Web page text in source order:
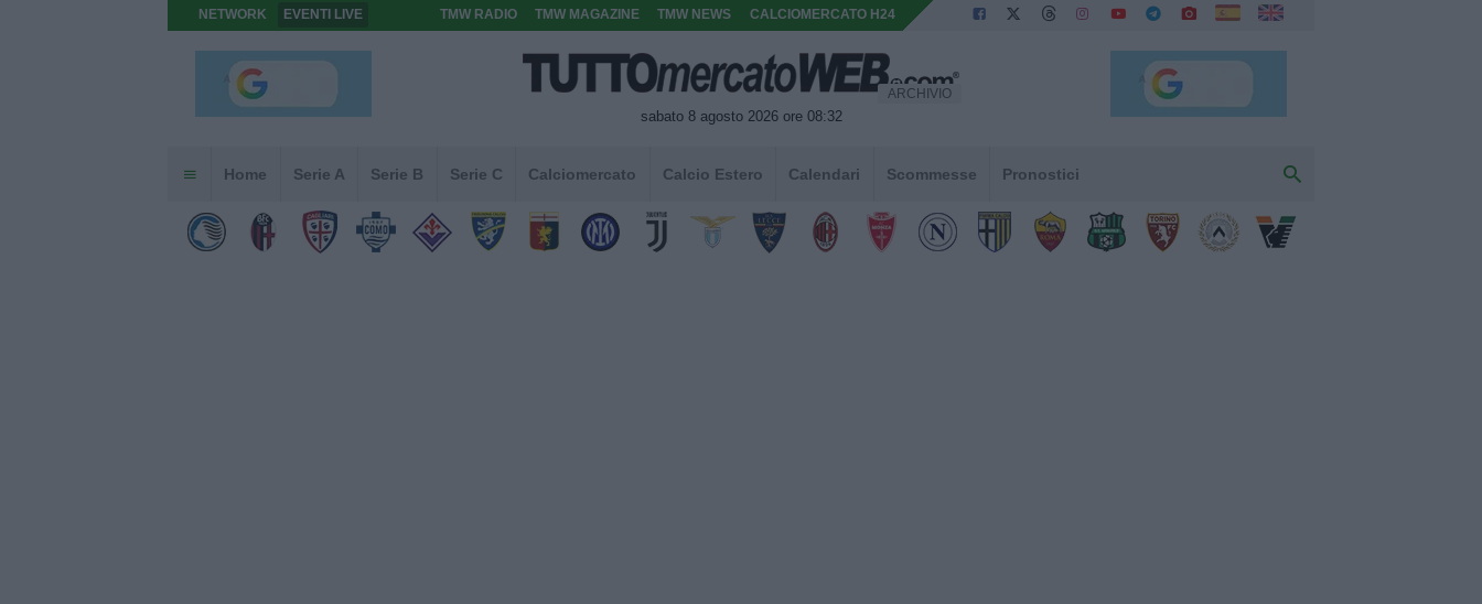
NETWORK EVENTI LIVE TMW RADIO TMW MAGAZINE TMW NEWS CALCIOMERCATO H24
sabato 8 agosto 2026 ore 08:32
ARCHIVIO
Home Serie A Serie B Serie C Calciomercato Calcio Estero Calendari Scommesse Pronostici